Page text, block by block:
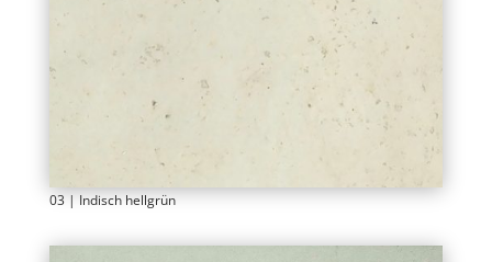
03 | Indisch hellgrün